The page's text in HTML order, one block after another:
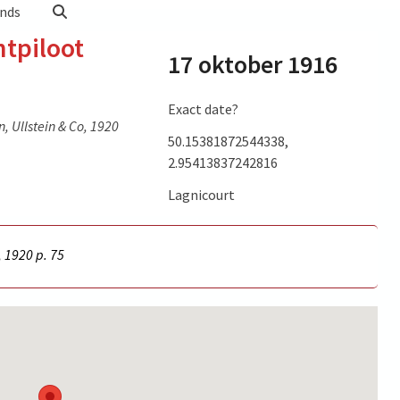
and
of
Ullstein & Co, 1920
17 oktober 1916
Exact date?
50.15381872544338,
2.95413837242816
Lagnicourt
p. 75